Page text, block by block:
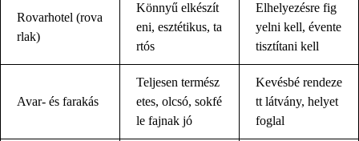
Rovarhotel (rova
rlak)
Könnyű elkészít
eni, esztétikus, ta
rtós
Elhelyezésre fig
yelni kell, évente
tisztítani kell
Avar- és farakás
Teljesen termész
etes, olcsó, sokfé
le fajnak jó
Kevésbé rendeze
tt látvány, helyet
foglal